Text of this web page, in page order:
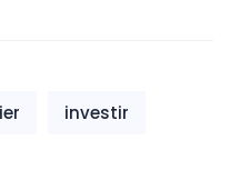
investir